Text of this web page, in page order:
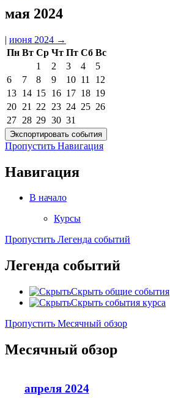
мая 2024
| июня 2024 →
Пн Вт Ср Чт Пт Сб Вс
1
2 3 4
5
6
7 8 9 10 11
12
13 14 15 16 17 18 19
20 21 22 23 24 25 26
27 28 29 30 31
Пропустить Навигация
Навигация
В начало
Курсы
Пропустить Легенда событий
Легенда событий
Скрыть общие события
Скрыть события курса
Пропустить Месячный обзор
Месячный обзор
апреля 2024